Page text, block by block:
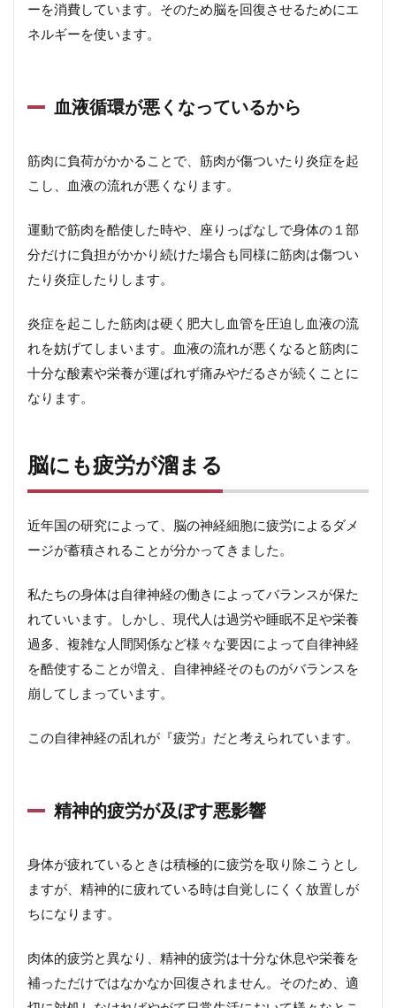
ーを消費しています。そのため脳を回復させるためにエ
ネルギーを使います。
血液循環が悪くなっているから
筋肉に負荷がかかることで、筋肉が傷ついたり炎症を起
こし、血液の流れが悪くなります。
運動で筋肉を酷使した時や、座りっぱなしで身体の１部
分だけに負担がかかり続けた場合も同様に筋肉は傷つい
たり炎症したりします。
炎症を起こした筋肉は硬く肥大し血管を圧迫し血液の流
れを妨げてしまいます。血液の流れが悪くなると筋肉に
十分な酸素や栄養が運ばれず痛みやだるさが続くことに
なります。
脳にも疲労が溜まる
近年国の研究によって、脳の神経細胞に疲労によるダメ
ージが蓄積されることが分かってきました。
私たちの身体は自律神経の働きによってバランスが保た
れていいます。しかし、現代人は過労や睡眠不足や栄養
過多、複雑な人間関係など様々な要因によって自律神経
を酷使することが増え、自律神経そのものがバランスを
崩してしまっています。
この自律神経の乱れが『疲労』だと考えられています。
精神的疲労が及ぼす悪影響
身体が疲れているときは積極的に疲労を取り除こうとし
ますが、精神的に疲れている時は自覚しにくく放置しが
ちになります。
肉体的疲労と異なり、精神的疲労は十分な休息や栄養を
補っただけではなかなか回復されません。そのため、適